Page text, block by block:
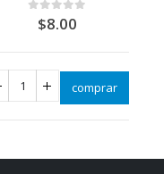
out of 5
$8.00
comprar